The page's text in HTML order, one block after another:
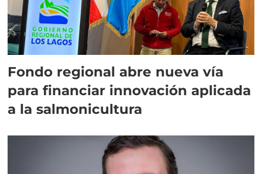
Fondo regional abre nueva vía
para financiar innovación aplicada
a la salmonicultura